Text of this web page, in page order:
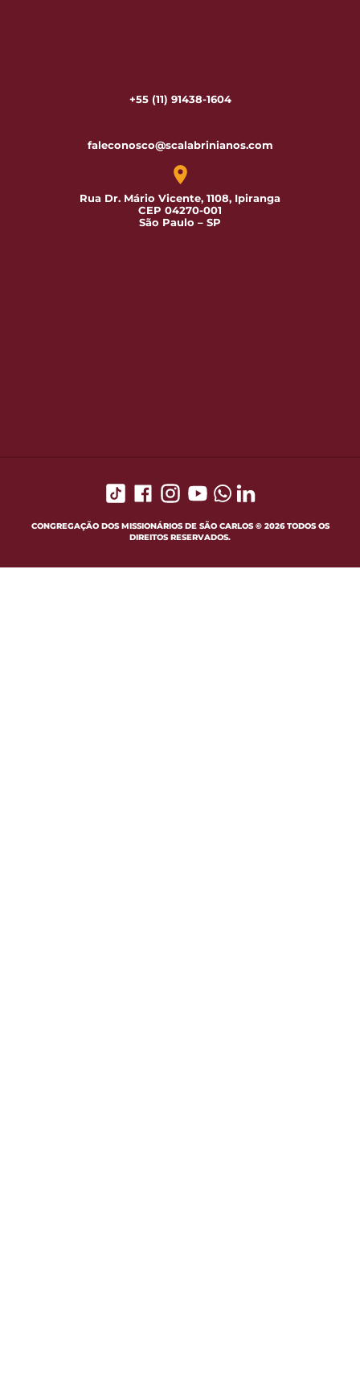
+55 (11) 91438-1604
faleconosco@scalabrinianos.com
Rua Dr. Mário Vicente, 1108, Ipiranga
CEP 04270-001
São Paulo – SP
CONGREGAÇÃO DOS MISSIONÁRIOS DE SÃO CARLOS © 2026 TODOS OS
DIREITOS RESERVADOS.